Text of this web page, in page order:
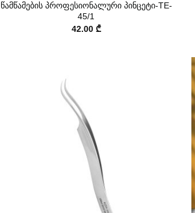
წამწამების პროფესიონალური პინცეტი-TE-
45/1
42.00 ₾